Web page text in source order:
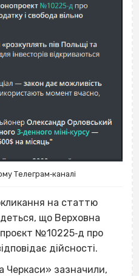
Телеграм‐каналі
на статтю
що Верховна
№10225‐д про
дійсності.
Черкаси» зазначили,